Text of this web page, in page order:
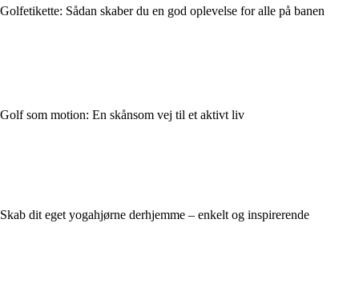
Golfetikette: Sådan skaber du en god oplevelse for alle på banen
Golf som motion: En skånsom vej til et aktivt liv
Skab dit eget yogahjørne derhjemme – enkelt og inspirerende